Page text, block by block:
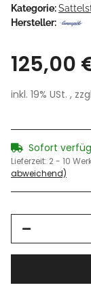
Kategorie:
Hersteller:
125,00
inkl. 19% USt. ,
Sofort
Lieferzeit: 2 - 10
abweichend)